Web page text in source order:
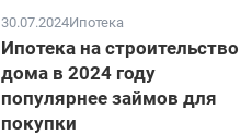
30.07.2024Ипотека
Ипотека на строительство
дома в 2024 году
популярнее займов для
покупки